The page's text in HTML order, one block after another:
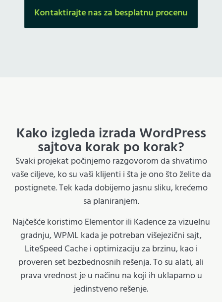
Kontaktirajte nas za besplatnu procenu
Kako izgleda izrada WordPress
sajtova korak po korak?
Svaki projekat počinjemo razgovorom da shvatimo
vaše ciljeve, ko su vaši klijenti i šta je ono što želite da
postignete. Tek kada dobijemo jasnu sliku, krećemo
sa planiranjem.
Najčešće koristimo Elementor ili Kadence za vizuelnu
gradnju, WPML kada je potreban višejezični sajt,
LiteSpeed Cache i optimizaciju za brzinu, kao i
proveren set bezbednosnih rešenja. To su alati, ali
prava vrednost je u načinu na koji ih uklapamo u
jedinstveno rešenje.